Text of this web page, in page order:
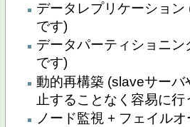
データレプリケーショ
です)
データパーティショニ
です)
動的再構築 (slaveサー
止することなく容易に
ノード監視 + フェイル